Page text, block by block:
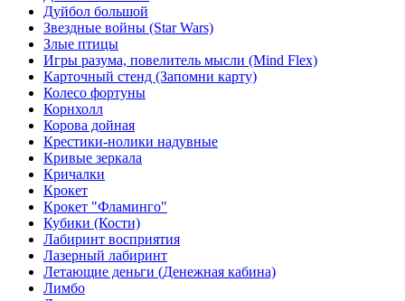
Дуйбол большой
Звездные войны (Star Wars)
Злые птицы
Игры разума, повелитель мысли (Mind Flex)
Карточный стенд (Запомни карту)
Колесо фортуны
Корнхолл
Корова дойная
Крестики-нолики надувные
Кривые зеркала
Кричалки
Крокет
Крокет "Фламинго"
Кубики (Кости)
Лабиринт восприятия
Лазерный лабиринт
Летающие деньги (Денежная кабина)
Лимбо